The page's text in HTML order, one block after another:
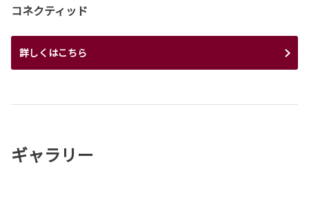
コネクティッド
詳しくはこちら
ギャラリー